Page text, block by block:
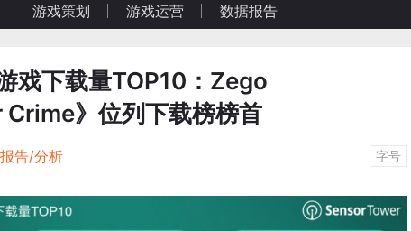
游戏策划 游戏运营 数据报告
戏下载量TOP10：Zego
》位列下载榜榜首
告/分析 字号